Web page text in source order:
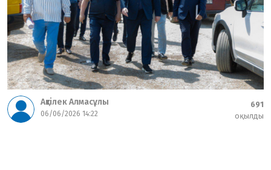
Ақтілек Алмасұлы
06/06/2026 14:22
691
оқылды